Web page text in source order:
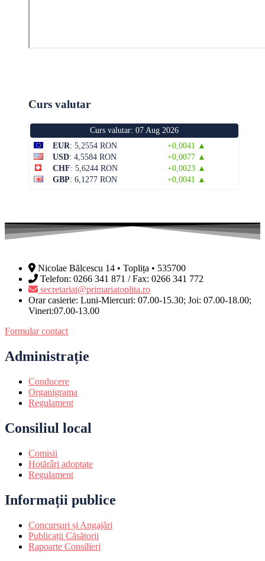
Curs valutar
Curs valutar: 07 Aug 2026
EUR: 5,2554 RON
+0,0041 ▲
USD: 4,5584 RON
+0,0077 ▲
CHF: 5,6244 RON
+0,0023 ▲
GBP: 6,1277 RON +0,0041 ▲
Nicolae Bălcescu 14 • Toplița • 535700
Telefon: 0266 341 871 / Fax: 0266 341 772
secretariat@primariatoplita.ro
Orar casierie: Luni-Miercuri: 07.00-15.30; Joi: 07.00-18.00;
Vineri:07.00-13.00
Formular contact
Administrație
Conducere
Organigrama
Regulament
Consiliul local
Comisii
Hotărâri adoptate
Regulament
Informații publice
Concursuri și Angajări
Publicații Căsătorii
Rapoarte Consilieri